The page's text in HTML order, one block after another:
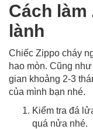
Cách làm
lành
Chiếc Zippo cháy
hao mòn. Cũng
gian khoảng 2-3
của mình bạn nhé.
Kiểm tra đá
quá nửa nhé.